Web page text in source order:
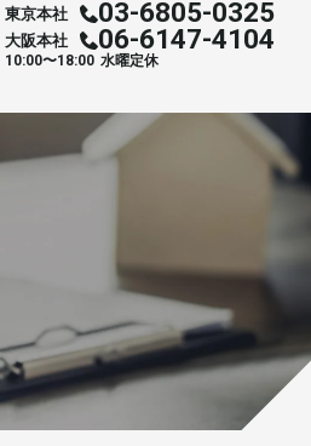
東京本社 03-6805-0325
大阪本社 06-6147-4104
10:00〜18:00 ⽔曜定休
ス一覧へ
ス一覧へ
プライベート相談
お申し込み